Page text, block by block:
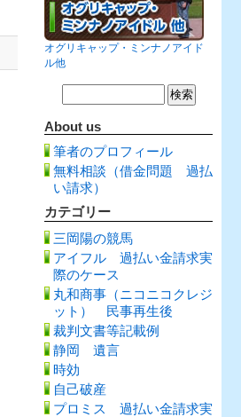
オグリキャップ・ミンナノアイド
ル他
About us
筆者のプロフィール
無料相談（借金問題 過払
い請求）
カテゴリー
三岡陽の競馬
アイフル 過払い金請求実
際のケース
丸和商事（ニコニコクレジ
ット） 民事再生後
裁判文書等記載例
静岡 遺言
時効
自己破産
プロミス 過払い金請求実